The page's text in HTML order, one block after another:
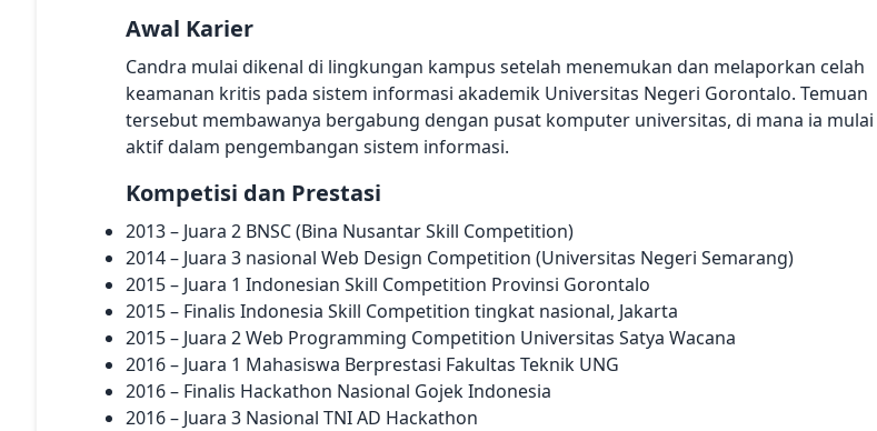
Awal Karier
Candra mulai dikenal di lingkungan kampus setelah menemukan dan melaporkan celah
keamanan kritis pada sistem informasi akademik Universitas Negeri Gorontalo. Temuan
tersebut membawanya bergabung dengan pusat komputer universitas, di mana ia mulai
aktif dalam pengembangan sistem informasi.
Kompetisi dan Prestasi
2013 – Juara 2 BNSC (Bina Nusantar Skill Competition)
2014 – Juara 3 nasional Web Design Competition (Universitas Negeri Semarang)
2015 – Juara 1 Indonesian Skill Competition Provinsi Gorontalo
2015 – Finalis Indonesia Skill Competition tingkat nasional, Jakarta
2015 – Juara 2 Web Programming Competition Universitas Satya Wacana
2016 – Juara 1 Mahasiswa Berprestasi Fakultas Teknik UNG
2016 – Finalis Hackathon Nasional Gojek Indonesia
2016 – Juara 3 Nasional TNI AD Hackathon